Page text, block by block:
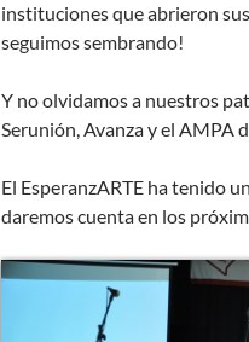
instituciones que abrieron
seguimos sembrando!
Y no olvidamos a nuestros
Serunión, Avanza y el AMPA
El EsperanzARTE ha tenido
daremos cuenta en los